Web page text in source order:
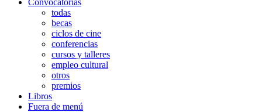
todas
becas
ciclos de cine
conferencias
cursos y talleres
empleo cultural
otros
premios
Libros
Fuera de menú